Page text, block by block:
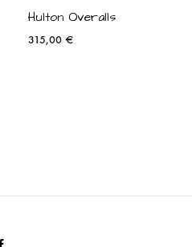
Hulton Overalls
315,00 €